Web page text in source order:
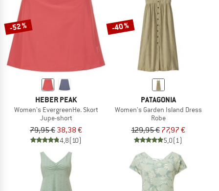
-52 %
HEBER PEAK
Women's EvergreenHe. Skort
Jupe-short
79,95 € 38,38 €
4,8(10)
-40 %
PATAGONIA
Women's Garden Island Dress
Robe
129,95 € 77,97 €
5,0(1)